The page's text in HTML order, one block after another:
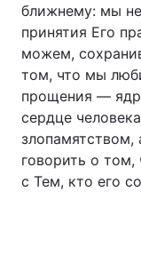
ближнему: мы
принятия Его
можем,
том, что мы
прощения —
сердце
злопамятством,
говорить о том,
с Тем, кто его